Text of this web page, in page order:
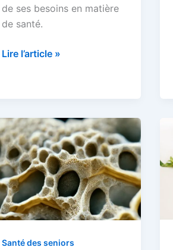
de ses besoins en matière
de santé.
Les
retraite
pour
une
couverture
optimale
Lire l’article »
Santé des seniors